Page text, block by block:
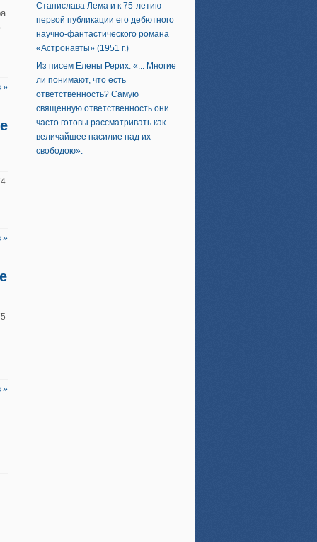
»
»
»
Станислава Лема и к 75-летию
первой публикации его дебютного
научно-фантастического романа
«Астронавты» (1951 г.)
Из писем Елены Рерих: «... Многие
ли понимают, что есть
ответственность? Самую
священную ответственность они
часто готовы рассматривать как
величайшее насилие над их
свободою».